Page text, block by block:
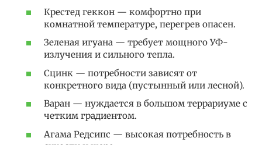
Крестед геккон — комфортно при
комнатной температуре, перегрев опасен.
Зеленая игуана — требует мощного УФ-
излучения и сильного тепла.
Сцинк — потребности зависят от
конкретного вида (пустынный или лесной).
Варан — нуждается в большом террариуме с
четким градиентом.
Агама Редсипс — высокая потребность в